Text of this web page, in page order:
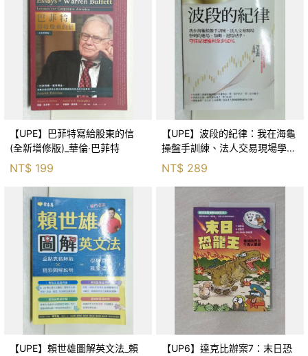
【UPE】巴菲特寫給股東的信
(全新增修版)_華倫‧巴菲特
NT$ 199
【UPE】波段的紀律：我在海龜
操盤手訓練、法人交易現場學到
的進場、加碼、退場紀律，守住
紀律獲利至少50％_雷老闆
NT$ 289
【UPE】賴世雄圖解英文法_賴
【UP6】達克比辦案7：末日恐